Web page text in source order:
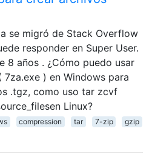
se migró de Stack Overflow
responder en Super User.
8 años . ¿Cómo puedo usar
7za.exe ) en Windows para
.tgz, como uso tar zcvf
Linux?
compression tar 7-zip gzip